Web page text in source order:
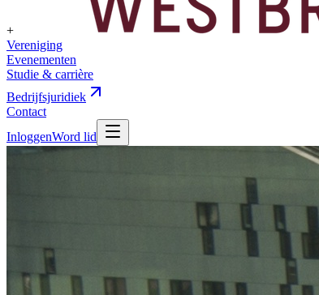
+
Vereniging
Evenementen
Studie & carrière
Bedrijfsjuridiek
Contact
InloggenWord lid